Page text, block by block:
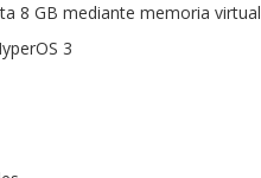
8 GB mediante memoria virtual
3